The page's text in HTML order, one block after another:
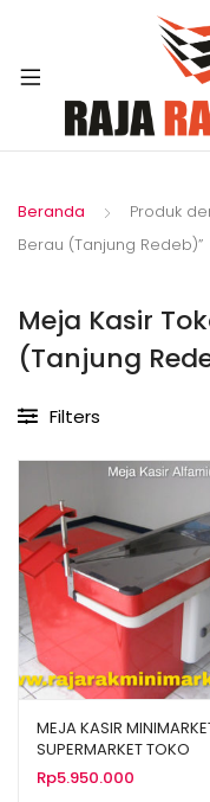
Beranda
Produk
Berau (Tanjung Redeb)”
Meja Kasir
(Tanjung
Filters
MEJA KASIR
SUPERMARKET TOKO
ALFAMIDI TIPE MK-01
Rp5.950.000